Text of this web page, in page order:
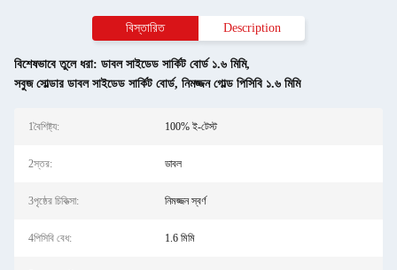
বিস্তারিত Description
বিশেষভাবে তুলে ধরা: ডাবল সাইডেড সার্কিট বোর্ড ১.৬ মিমি,
সবুজ সোল্ডার ডাবল সাইডেড সার্কিট বোর্ড, নিমজ্জন গোল্ড পিসিবি ১.৬ মিমি
1বৈশিষ্ট্য: 100% ই-টেস্ট
2স্তর: ডাবল
3পৃষ্ঠের চিকিত্সা: নিমজ্জন স্বর্ণ
4পিসিবি বেধ: 1.6 মিমি